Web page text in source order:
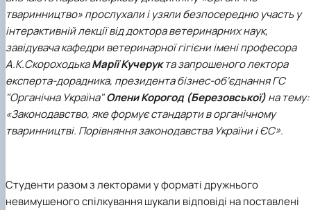
НОВИНИ
факультетом ветеринарної медицини …
Скринька довіри
Вступ 2022 рік
Вступ 2021 рік
Вступ 2020 рік
Вступ 2019 рік
Вступ 2018 рік
тваринництво» прослухали і узяли безпосередню участь у
інтерактивній лекції від доктора ветеринарних наук,
завідувача кафедри ветеринарної гігієни імені професора
А.К.СкороходькаМарії Кучерукта запрошеного лектора
експерта-дорадника, президента бізнес-об‘єднання ГС
"Органічна Україна"Олени Корогод (Березовської)на тему:
«Законодавство, яке формує стандарти в органічному
тваринництві. Порівняння законодавства України і ЄС».
Студенти разом з лекторами у форматі дружнього
невимушеного спілкування шукали відповіді на поставлені